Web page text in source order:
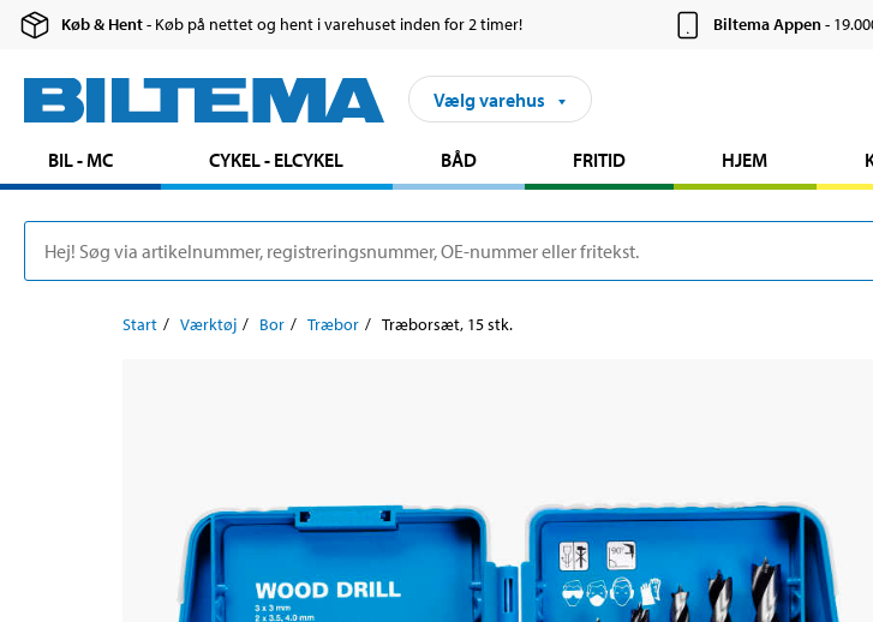
Køb & Hent- Køb på nettet og hent i varehuset inden for 2 timer! Biltema Appen-
Vælg varehus
BIL - MC CYKEL - ELCYKEL BÅD FRITID HJEM
Start Værktøj Bor Træbor Træborsæt, 15 stk.